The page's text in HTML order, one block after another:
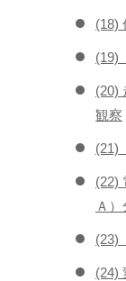
(18)
(19)
(20)
観察
(21)
(22)
Ａ
(23)
(24)